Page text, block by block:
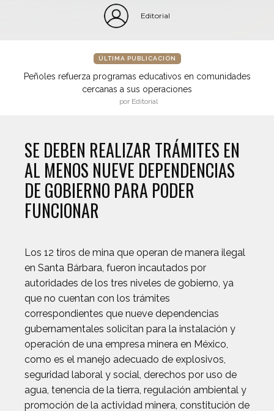
Editorial
ÚLTIMA PUBLICACIÓN
Peñoles refuerza programas educativos en comunidades
cercanas a sus operaciones
por Editorial
SE DEBEN REALIZAR TRÁMITES EN
AL MENOS NUEVE DEPENDENCIAS
DE GOBIERNO PARA PODER
FUNCIONAR
Los 12 tiros de mina que operan de manera ilegal
en Santa Bárbara, fueron incautados por
autoridades de los tres niveles de gobierno, ya
que no cuentan con los trámites
correspondientes que nueve dependencias
gubernamentales solicitan para la instalación y
operación de una empresa minera en México,
como es el manejo adecuado de explosivos,
seguridad laboral y social, derechos por uso de
agua, tenencia de la tierra, regulación ambiental y
promoción de la actividad minera, constitución de